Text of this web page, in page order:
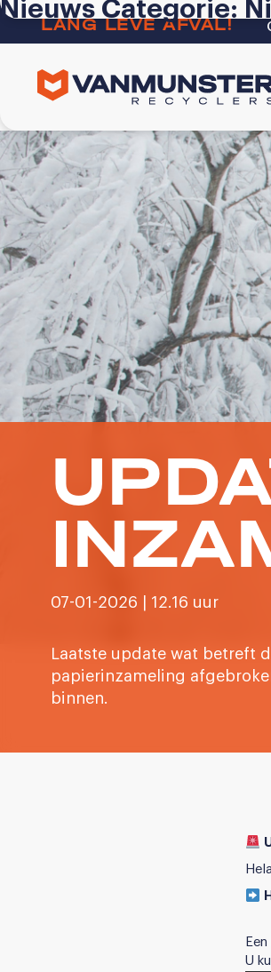
LANG LEVE AFVAL!
Nieuws Categorie:
07-01-2026 | 12.16 uur
Laatste update wat betreft
papierinzameling
binnen.
U